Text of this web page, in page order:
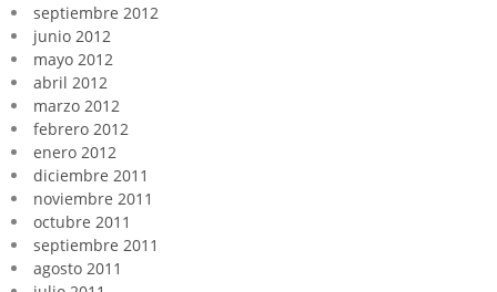
septiembre 2012
junio 2012
mayo 2012
abril 2012
marzo 2012
febrero 2012
enero 2012
diciembre 2011
noviembre 2011
octubre 2011
septiembre 2011
agosto 2011